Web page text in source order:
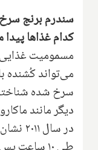
سندرم برنج
کدام غذاها
مسمومیت
می‌تواند کُشنده
سرخ شده
دیگر مانند